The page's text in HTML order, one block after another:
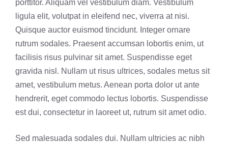
porttitor. Aliquam vel vestibulum diam. Vestibulum
ligula elit, volutpat in eleifend nec, viverra at nisi.
Quisque auctor euismod tincidunt. Integer ornare
rutrum sodales. Praesent accumsan lobortis enim, ut
facilisis risus pulvinar sit amet. Suspendisse eget
gravida nisl. Nullam ut risus ultrices, sodales metus sit
amet, vestibulum metus. Aenean porta dolor ut ante
hendrerit, eget commodo lectus lobortis. Suspendisse
est dui, consectetur in laoreet ut, rutrum sit amet odio.
Sed malesuada sodales dui. Nullam ultricies ac nibh